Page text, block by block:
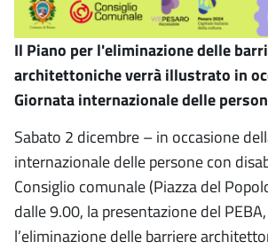
Il Piano per l'eliminazione delle
architettoniche verrà illustrato in
Giornata internazionale delle
Sabato 2 dicembre – in occasione
internazionale delle persone con
Consiglio comunale (Piazza del
dalle 9.00, la presentazione del
l’eliminazione delle barriere